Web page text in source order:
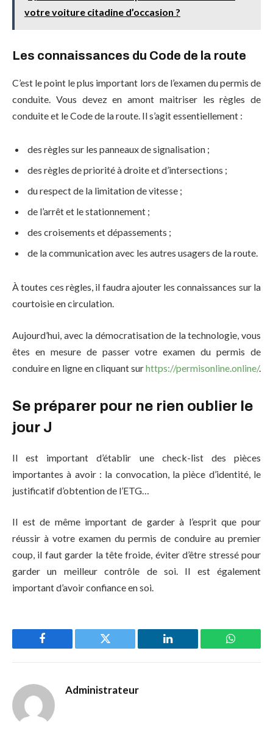
votre voiture citadine d’occasion ?
Les connaissances du Code de la route
C’est le point le plus important lors de l’examen du permis de
conduite. Vous devez en amont maitriser les règles de
conduite et le Code de la route. Il s’agit essentiellement :
des règles sur les panneaux de signalisation ;
des règles de priorité à droite et d’intersections ;
du respect de la limitation de vitesse ;
de l’arrêt et le stationnement ;
des croisements et dépassements ;
de la communication avec les autres usagers de la route.
À toutes ces règles, il faudra ajouter les connaissances sur la
courtoisie en circulation.
Aujourd’hui, avec la démocratisation de la technologie, vous
êtes en mesure de passer votre examen du permis de
conduire en ligne en cliquant surhttps://permisonline.online/.
Se préparer pour ne rien oublier le
jour J
Il est important d’établir une check-list des pièces
importantes à avoir : la convocation, la pièce d’identité, le
justificatif d’obtention de l’ETG…
Il est de même important de garder à l’esprit que pour
réussir à votre examen du permis de conduire au premier
coup, il faut garder la tête froide, éviter d’être stressé pour
garder un meilleur contrôle de soi. Il est également
important d’avoir confiance en soi.
Facebook Twitter LinkedIn
Administrateur